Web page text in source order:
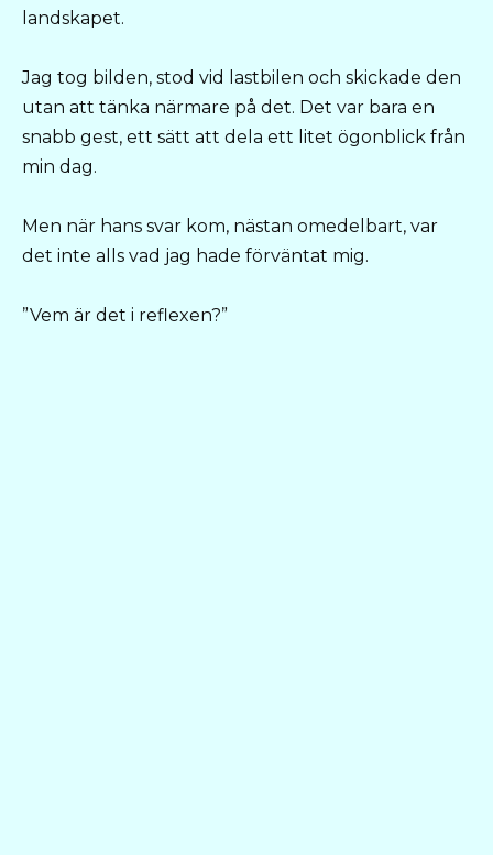
landskapet.
Jag tog bilden, stod vid lastbilen och skickade den
utan att tänka närmare på det. Det var bara en
snabb gest, ett sätt att dela ett litet ögonblick från
min dag.
Men när hans svar kom, nästan omedelbart, var
det inte alls vad jag hade förväntat mig.
”Vem är det i reflexen?”